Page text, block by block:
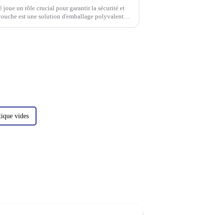
joue un rôle crucial pour garantir la sécurité et
est une solution d'emballage polyvalente
vides